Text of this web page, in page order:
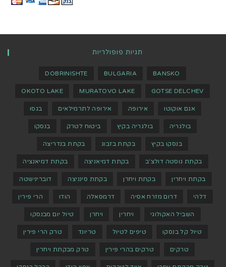
תגיות פופולריות
BANSKO
BULGARIA
DOBRINISHTE
GOTSE DELCHEV
MURATOVO LAKE
OKOTO LAKE
אגם אוקוטו אירופה אירופה לתרמילאים בגסו
בולגריה בולגריה בקיץ ביטוח לטרק בנסקו
בנסקו בקיץ בקתת בזבוג בקתת בנדריצה
בקתת גוסטה דולצ'ב בקתת דמיאניצה בקתת דמיאנציה
בקתת ויחרין בקתת ויחרן בקתת סינניצה דוברינישטה
דלהי דרום מזרח אסיה דרמסאלה הודו הרי פירין
השביל האקולוגי ויחרין ויחרן טיול יום מבנסקו
טיול קל בנסקו טיפים לטיול טריונד טרק הרי פירין
טרקים טרקים בהרי פירין טרק מבקתת ויחרין